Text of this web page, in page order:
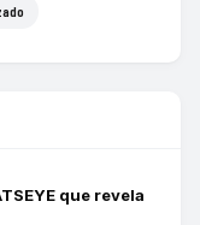
que revela